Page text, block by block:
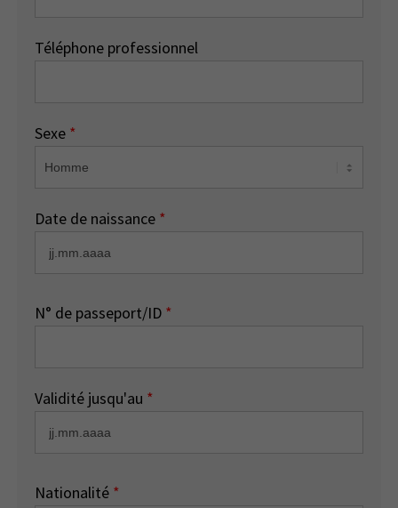
Téléphone professionnel
Sexe *
Date de naissance *
N° de passeport/ID *
Validité jusqu'au *
Nationalité *